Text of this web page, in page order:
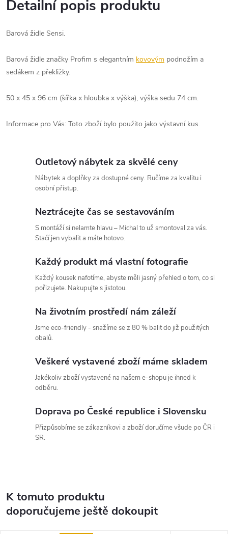
Detailní popis produktu
Barová židle Sensi.
Barová židle značky Profim s elegantním kovovým podnožím a
sedákem z překližky.
50 x 45 x 96 cm (šířka x hloubka x výška), výška sedu 74 cm.
Informace pro Vás: Toto zboží bylo použito jako výstavní kus.
Outletový nábytek za skvělé ceny
Nábytek a doplňky za dostupné ceny. Ručíme za kvalitu i
osobní přístup.
Neztrácejte čas se sestavováním
S montáží si nelamte hlavu – Michal to už smontoval za vás.
Stačí jen vybalit a máte hotovo.
Každý produkt má vlastní fotografie
Každý kousek nafotíme, abyste měli jasný přehled o tom, co si
pořizujete. Nakupujte s jistotou.
Na životním prostředí nám záleží
Jsme eco-friendly - snažíme se z 80 % balit do již použitých
obalů.
Veškeré vystavené zboží máme skladem
Jakékoliv zboží vystavené na našem e-shopu je ihned k
odběru.
Doprava po České republice i Slovensku
Přizpůsobíme se zákazníkovi a zboží doručíme všude po ČR i
SR.
K tomuto produktu
doporučujeme ještě dokoupit